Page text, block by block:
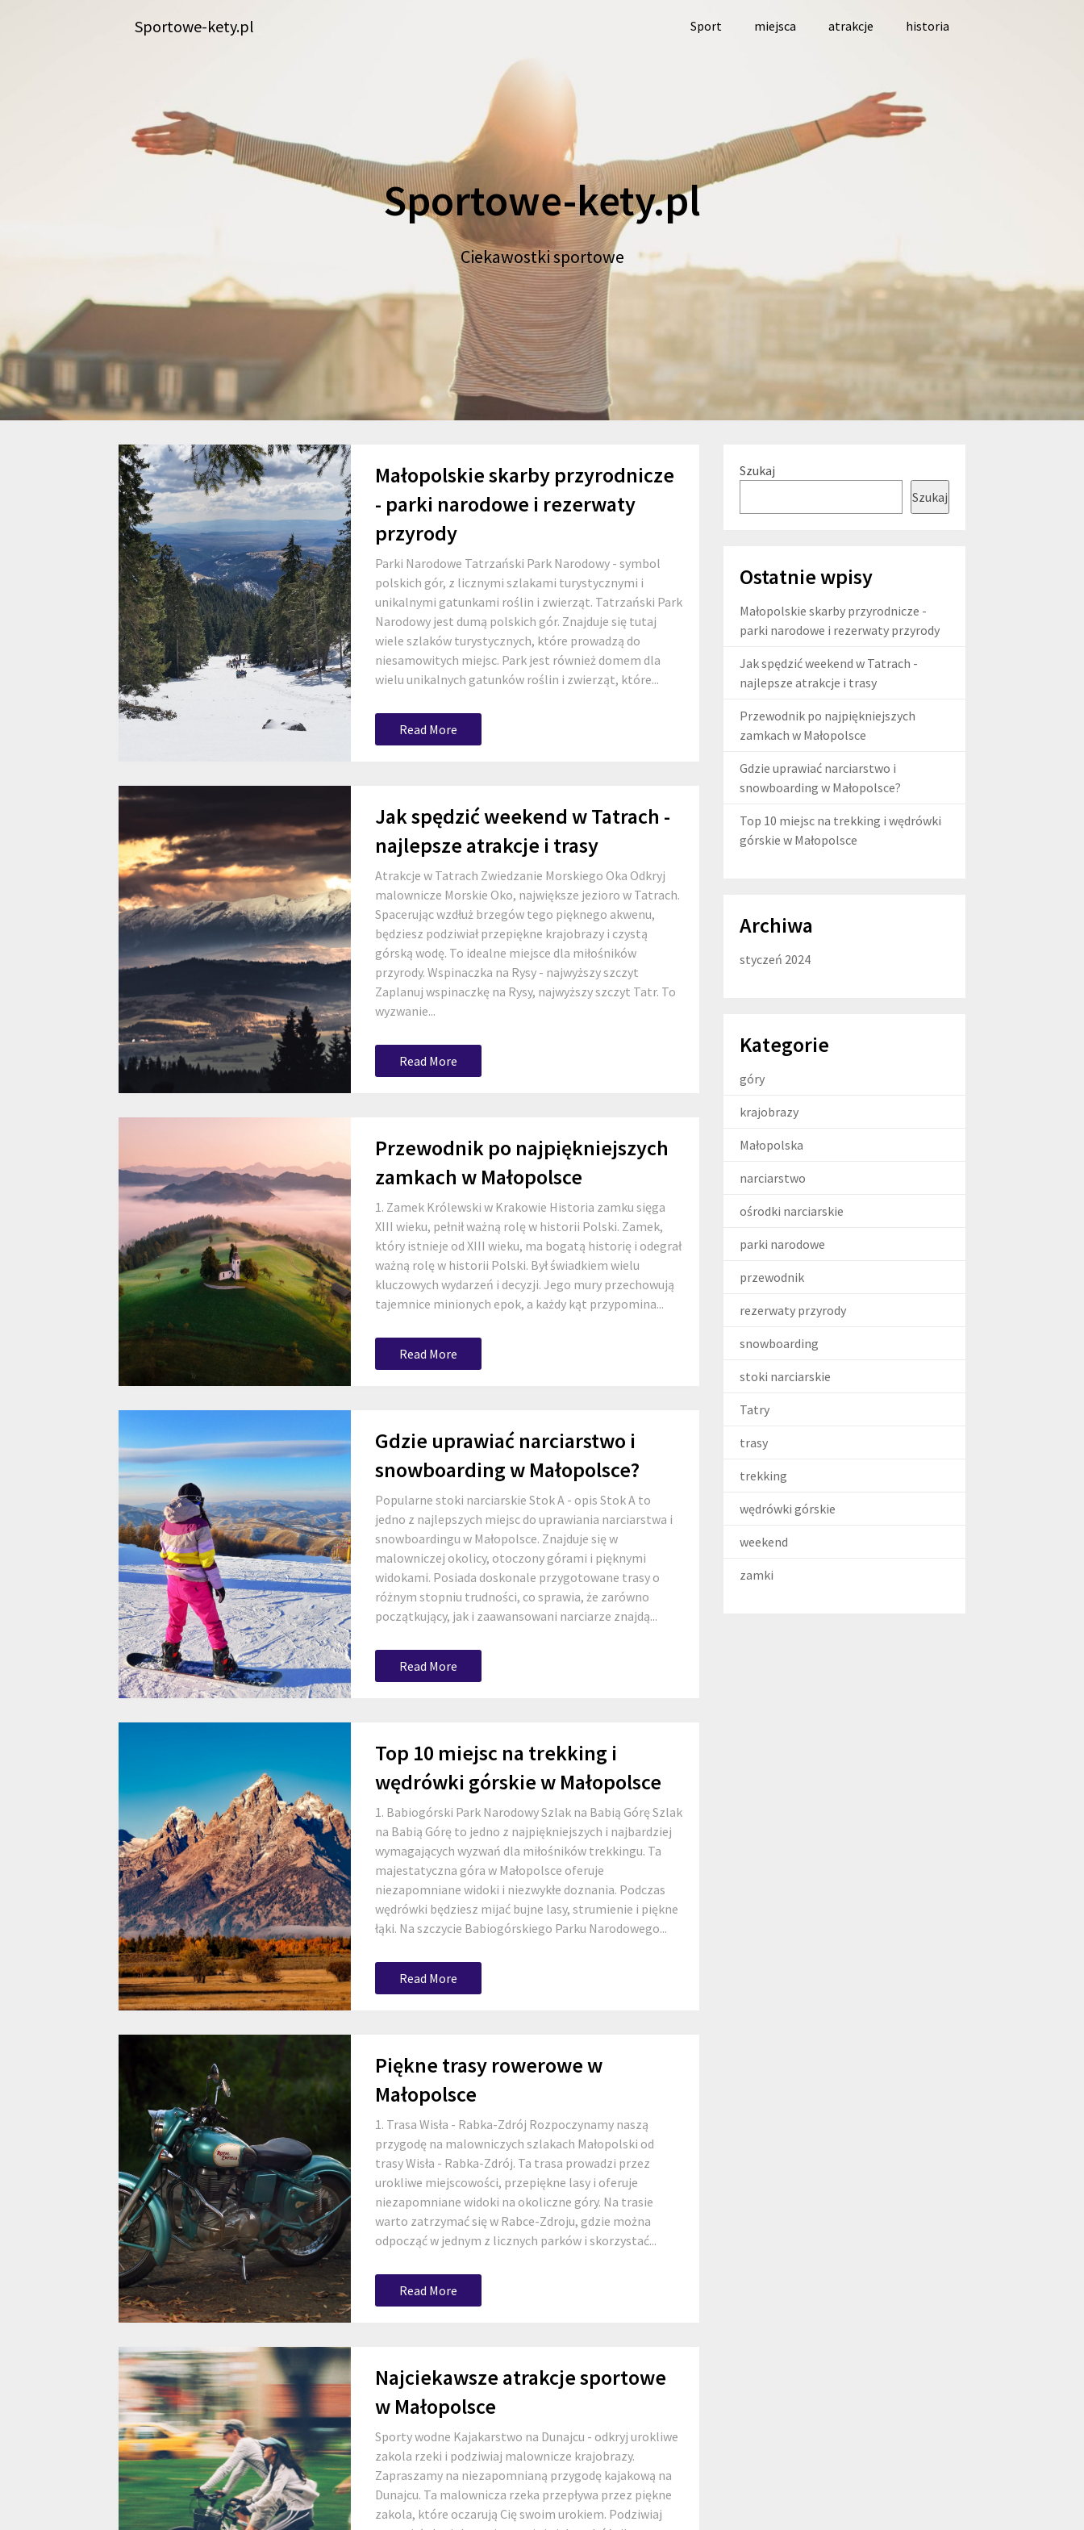
Sportowe-kety.pl Sport miejsca atrakcje historia
Sportowe-kety.pl
Ciekawostki sportowe
Małopolskie skarby przyrodnicze
- parki narodowe i rezerwaty
przyrody
Parki Narodowe Tatrzański Park Narodowy - symbol
polskich gór, z licznymi szlakami turystycznymi i
unikalnymi gatunkami roślin i zwierząt. Tatrzański Park
Narodowy jest dumą polskich gór. Znajduje się tutaj
wiele szlaków turystycznych, które prowadzą do
niesamowitych miejsc. Park jest również domem dla
wielu unikalnych gatunków roślin i zwierząt, które...
Read More
Jak spędzić weekend w Tatrach -
najlepsze atrakcje i trasy
Atrakcje w Tatrach Zwiedzanie Morskiego Oka Odkryj
malownicze Morskie Oko, największe jezioro w Tatrach.
Spacerując wzdłuż brzegów tego pięknego akwenu,
będziesz podziwiał przepiękne krajobrazy i czystą
górską wodę. To idealne miejsce dla miłośników
przyrody. Wspinaczka na Rysy - najwyższy szczyt
Zaplanuj wspinaczkę na Rysy, najwyższy szczyt Tatr. To
wyzwanie...
Read More
Przewodnik po najpiękniejszych
zamkach w Małopolsce
1. Zamek Królewski w Krakowie Historia zamku sięga
XIII wieku, pełnił ważną rolę w historii Polski. Zamek,
który istnieje od XIII wieku, ma bogatą historię i odegrał
ważną rolę w historii Polski. Był świadkiem wielu
kluczowych wydarzeń i decyzji. Jego mury przechowują
tajemnice minionych epok, a każdy kąt przypomina...
Read More
Gdzie uprawiać narciarstwo i
snowboarding w Małopolsce?
Popularne stoki narciarskie Stok A - opis Stok A to
jedno z najlepszych miejsc do uprawiania narciarstwa i
snowboardingu w Małopolsce. Znajduje się w
malowniczej okolicy, otoczony górami i pięknymi
widokami. Posiada doskonale przygotowane trasy o
różnym stopniu trudności, co sprawia, że zarówno
początkujący, jak i zaawansowani narciarze znajdą...
Read More
Top 10 miejsc na trekking i
wędrówki górskie w Małopolsce
1. Babiogórski Park Narodowy Szlak na Babią Górę Szlak
na Babią Górę to jedno z najpiękniejszych i najbardziej
wymagających wyzwań dla miłośników trekkingu. Ta
majestatyczna góra w Małopolsce oferuje
niezapomniane widoki i niezwykłe doznania. Podczas
wędrówki będziesz mijać bujne lasy, strumienie i piękne
łąki. Na szczycie Babiogórskiego Parku Narodowego...
Read More
Piękne trasy rowerowe w
Małopolsce
1. Trasa Wisła - Rabka-Zdrój Rozpoczynamy naszą
przygodę na malowniczych szlakach Małopolski od
trasy Wisła - Rabka-Zdrój. Ta trasa prowadzi przez
urokliwe miejscowości, przepiękne lasy i oferuje
niezapomniane widoki na okoliczne góry. Na trasie
warto zatrzymać się w Rabce-Zdroju, gdzie można
odpocząć w jednym z licznych parków i skorzystać...
Read More
Najciekawsze atrakcje sportowe
w Małopolsce
Sporty wodne Kajakarstwo na Dunajcu - odkryj urokliwe
zakola rzeki i podziwiaj malownicze krajobrazy.
Zapraszamy na niezapomnianą przygodę kajakową na
Dunajcu. Ta malownicza rzeka przepływa przez piękne
zakola, które oczarują Cię swoim urokiem. Podziwiaj
Szukaj
Szukaj
Ostatnie wpisy
Małopolskie skarby przyrodnicze -
parki narodowe i rezerwaty przyrody
Jak spędzić weekend w Tatrach -
najlepsze atrakcje i trasy
Przewodnik po najpiękniejszych
zamkach w Małopolsce
Gdzie uprawiać narciarstwo i
snowboarding w Małopolsce?
Top 10 miejsc na trekking i wędrówki
górskie w Małopolsce
Archiwa
styczeń 2024
Kategorie
góry
krajobrazy
Małopolska
narciarstwo
ośrodki narciarskie
parki narodowe
przewodnik
rezerwaty przyrody
snowboarding
stoki narciarskie
Tatry
trasy
trekking
wędrówki górskie
weekend
zamki